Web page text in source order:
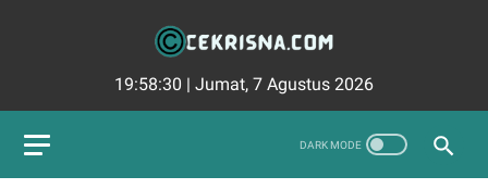
19:58:32 | Jumat, 7 Agustus 2026